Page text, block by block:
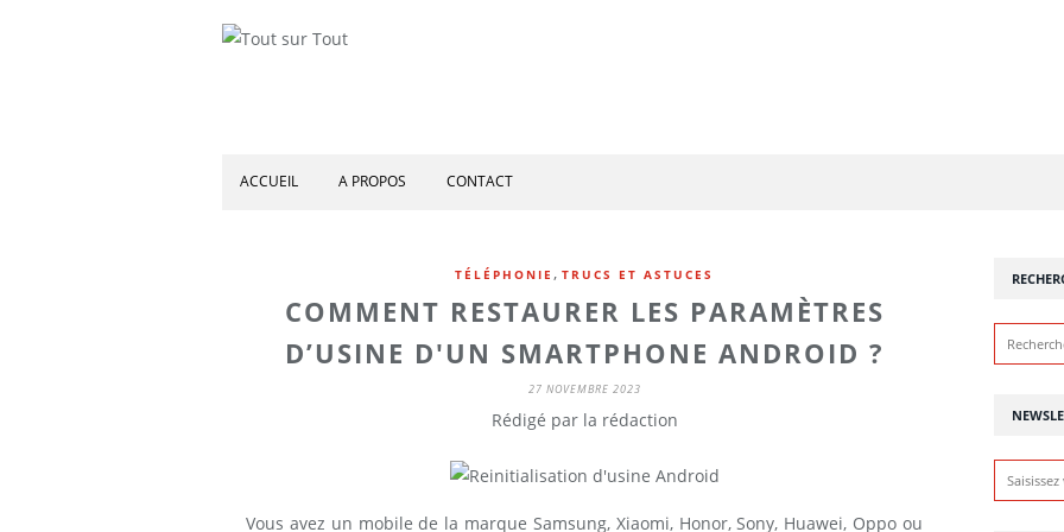
ACCUEIL A PROPOS CONTACT
TÉLÉPHONIE , TRUCS ET ASTUCES
COMMENT RESTAURER LES PARAMÈTRES
D’USINE D'UN SMARTPHONE ANDROID ?
27 NOVEMBRE 2023
Rédigé par la rédaction
Vous avez un mobile de la marque Samsung, Xiaomi, Honor, Sony, Huawei, Oppo ou